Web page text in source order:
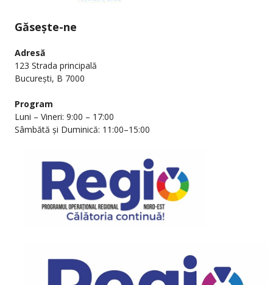
Găsește-ne
Adresă
123 Strada principală
București, B 7000
Program
Luni – Vineri: 9:00 – 17:00
Sâmbătă și Duminică: 11:00–15:00